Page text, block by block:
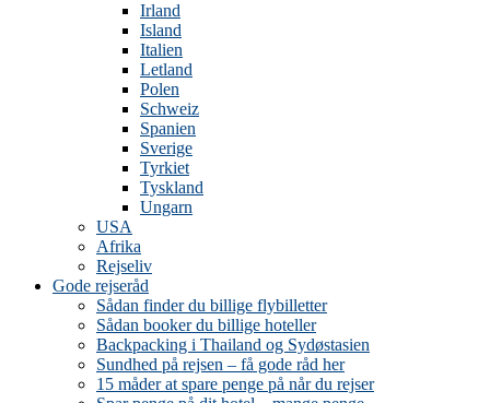
Irland
Island
Italien
Letland
Polen
Schweiz
Spanien
Sverige
Tyrkiet
Tyskland
Ungarn
USA
Afrika
Rejseliv
Gode rejseråd
Sådan finder du billige flybilletter
Sådan booker du billige hoteller
Backpacking i Thailand og Sydøstasien
Sundhed på rejsen – få gode råd her
15 måder at spare penge på når du rejser